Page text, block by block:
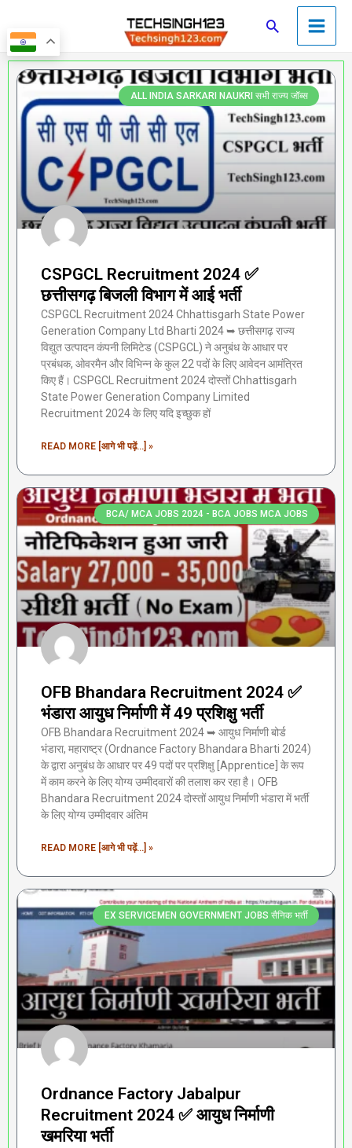
to
content
SearchMain
Menu
ALL INDIA SARKARI NAUKRI सभी राज्य जॉब्स
CSPGCL Recruitment 2024 ✅
छत्तीसगढ़ बिजली विभाग में आई भर्ती
CSPGCL Recruitment 2024 Chhattisgarh State Power
Generation Company Ltd Bharti 2024 ➥ छत्तीसगढ़ राज्य
विद्युत उत्पादन कंपनी लिमिटेड (CSPGCL) ने अनुबंध के आधार पर
प्रबंधक, ओवरमैन और विभिन्न के कुल 22 पदों के लिए आवेदन आमंत्रित
किए हैं। CSPGCL Recruitment 2024 दोस्तों Chhattisgarh
State Power Generation Company Limited
Recruitment 2024 के लिए यदि इच्छुक हों
READ MORE [आगे भी पढ़ें...] »
BCA/ MCA JOBS 2024 - BCA JOBS MCA JOBS
OFB Bhandara Recruitment 2024 ✅
भंडारा आयुध निर्माणी में 49 प्रशिक्षु भर्ती
OFB Bhandara Recruitment 2024 ➥ आयुध निर्माणी बोर्ड
भंडारा, महाराष्ट्र (Ordnance Factory Bhandara Bharti 2024)
के द्वारा अनुबंध के आधार पर 49 पदों पर प्रशिक्षु [Apprentice] के रूप
में काम करने के लिए योग्य उम्मीदवारों की तलाश कर रहा है। OFB
Bhandara Recruitment 2024 दोस्तों आयुध निर्माणी भंडारा में भर्ती
के लिए योग्य उम्मीदवार अंतिम
READ MORE [आगे भी पढ़ें...] »
EX SERVICEMEN GOVERNMENT JOBS सैनिक भर्ती
Ordnance Factory Jabalpur
Recruitment 2024 ✅ आयुध निर्माणी
खमरिया भर्ती
PagePagePagePagePage